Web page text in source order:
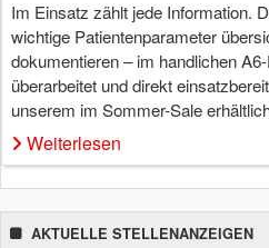
Im Einsatz zählt jede Information.
wichtige Patientenparameter
dokumentieren – im handlichen
überarbeitet und direkt
unserem im Sommer-Sale
Weiterlesen
AKTUELLE STELLENANZEIGEN